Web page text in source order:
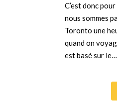
C’est donc
nous sommes
Toronto une
quand on
est basé sur le…